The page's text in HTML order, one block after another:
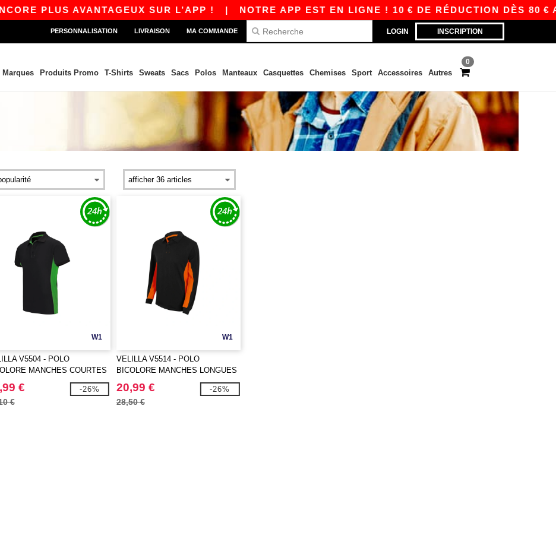
PLUS AVANTAGEUX SUR L’APP !|NOTRE APP EST EN LIGNE ! 10 € DE RÉDUCTION DÈS 80 €
LOGIN INSCRIPTION
PERSONNALISATION LIVRAISON MA COMMANDE
0
Marques Produits Promo T-Shirts Sweats Sacs Polos Manteaux Casquettes Chemises Sport Accessoires Autres
W1
V5504 - POLO
MANCHES COURTES
€
€
-26%
W1
VELILLA V5514 - POLO
BICOLORE MANCHES LONGUES
20,99 €
28,50 €
-26%